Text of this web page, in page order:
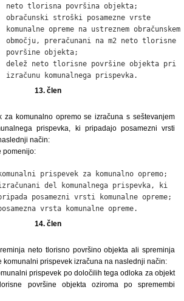
tlorisna površina objekta;
stroški posamezne vrste
komunalne opreme na ustreznem obračunskem
območju, preračunani na m2 neto tlorisne
površine objekta;
neto tlorisne površine objekta pri
izračunu komunalnega prispevka.
13. člen
za komunalno opremo se izračuna s seštevanjem
prispevka, ki pripadajo posamezni vrsti
način:
pomenijo:
prispevek za komunalno opremo;
del komunalnega prispevka, ki
posamezni vrsti komunalne opreme;
vrsta komunalne opreme.
14. člen
neto tlorisno površino objekta ali spreminja
komunalni prispevek izračuna na naslednji način:
prispevek po določilih tega odloka za objekt
površine objekta oziroma po spremembi